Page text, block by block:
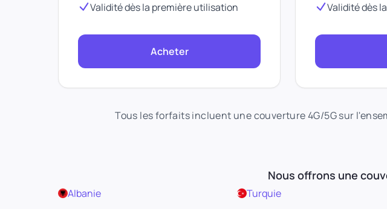
Validité dès la première utilisation
Acheter
Validité dès
Tous les forfaits incluent une couverture 4G/5G sur
Nous offrons une
Albanie Turquie